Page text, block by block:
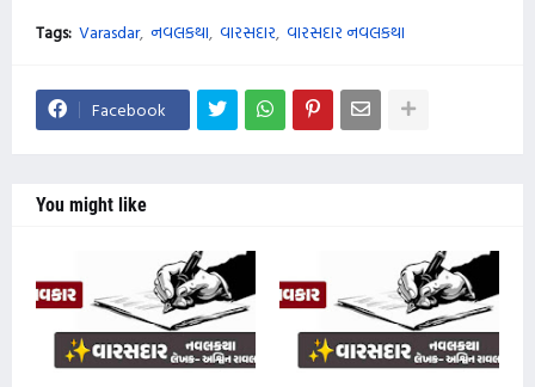
Tags: Varasdar નવલકથા વારસદાર વારસદાર નવલકથા
Facebook
You might like